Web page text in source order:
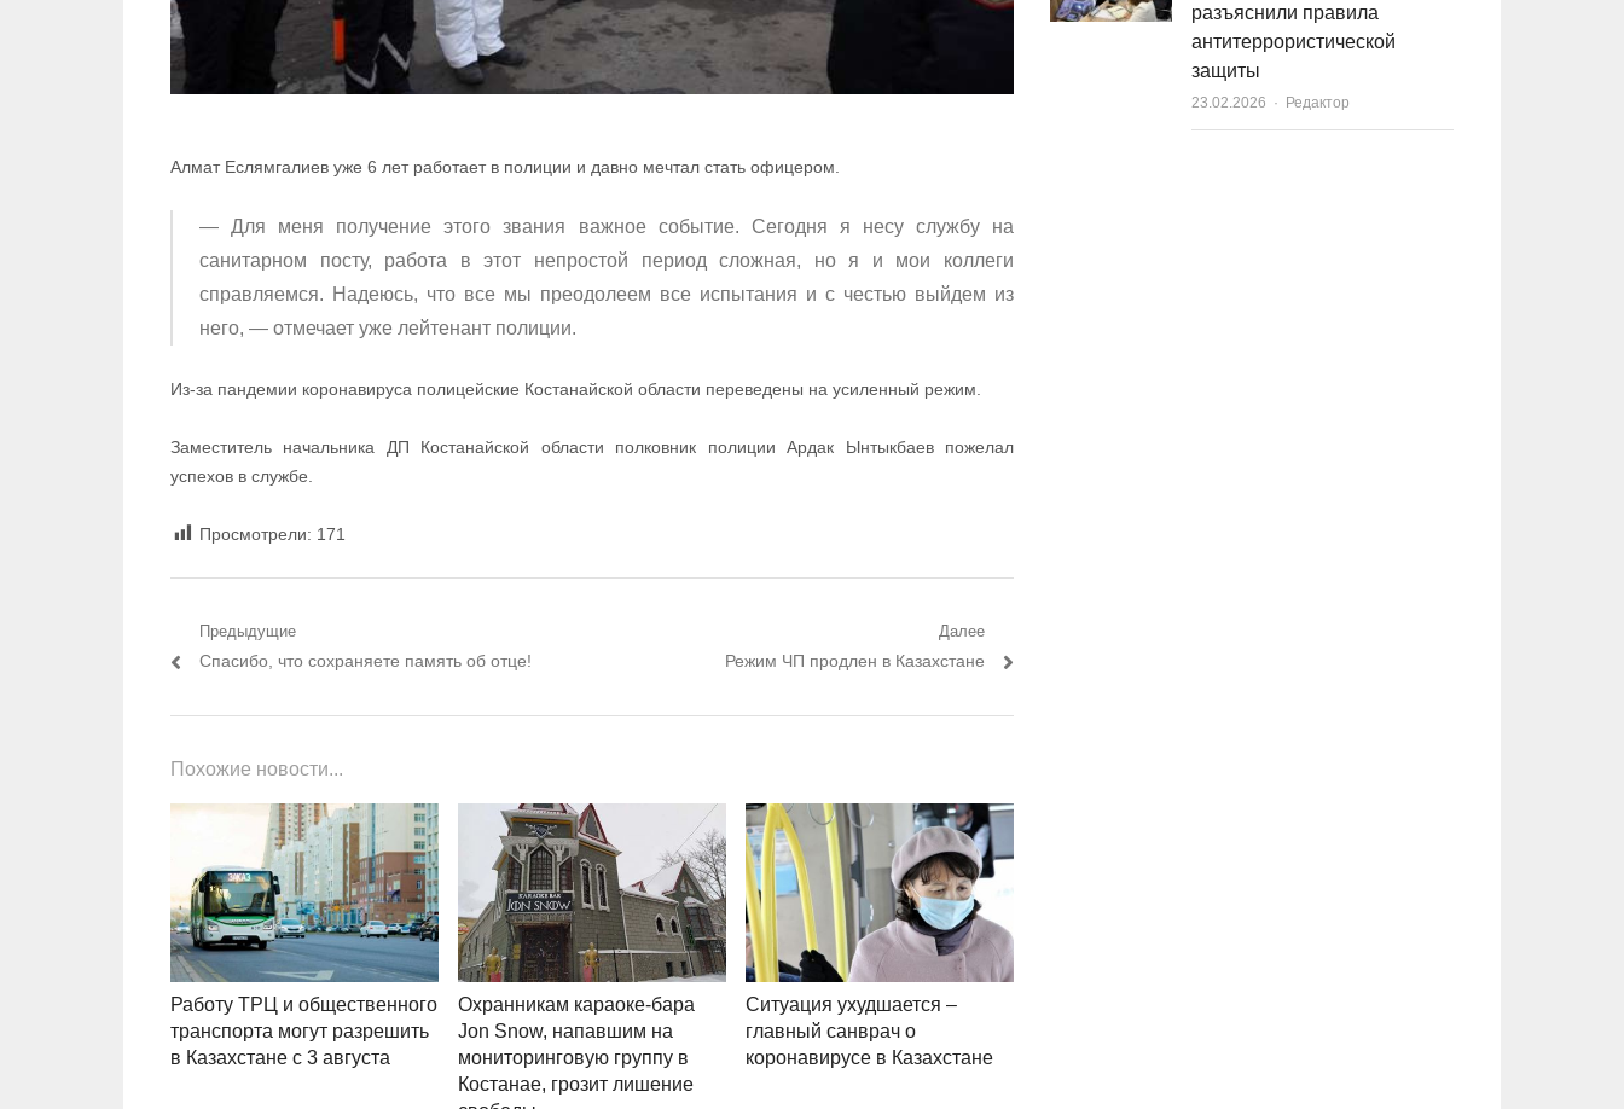
Алмат Еслямгалиев уже 6 лет работает в полиции и давно мечтал стать офицером.
— Для меня получение этого звания важное событие. Сегодня я несу службу на
санитарном посту, работа в этот непростой период сложная, но я и мои коллеги
справляемся. Надеюсь, что все мы преодолеем все испытания и с честью выйдем из
него, — отмечает уже лейтенант полиции.
Из-за пандемии коронавируса полицейские Костанайской области переведены на усиленный режим.
Заместитель начальника ДП Костанайской области полковник полиции Ардак Ынтыкбаев пожелал
успехов в службе.
Просмотрели: 171
Навигация по записям
Предыдущие
Предыдущий пост:
Спасибо, что сохраняете память об отце!
Далее
Следующий пост:
Режим ЧП продлен в Казахстане
Похожие новости...
Работу ТРЦ и общественного
транспорта могут разрешить
в Казахстане с 3 августа
Охранникам караоке-бара
Jon Snow, напавшим на
мониторинговую группу в
Костанае, грозит лишение
Ситуация ухудшается –
главный санврач о
коронавирусе в Казахстане
разъяснили правила
антитеррористической
защиты
23.02.2026 Author
Редактор